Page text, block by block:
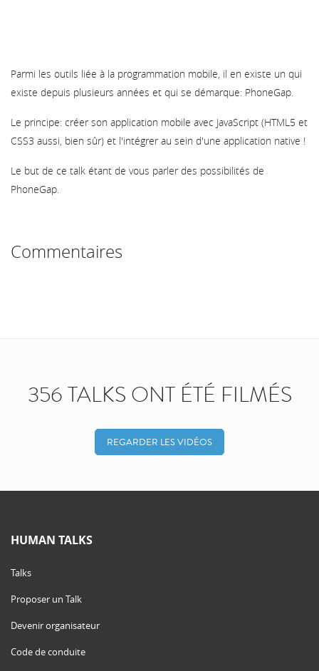
Parmi les outils liée à la programmation mobile, il en existe un qui
existe depuis plusieurs années et qui se démarque: PhoneGap.
Le principe: créer son application mobile avec JavaScript (HTML5 et
CSS3 aussi, bien sûr) et l'intégrer au sein d'une application native !
Le but de ce talk étant de vous parler des possibilités de
PhoneGap.
Commentaires
356 TALKS ONT ÉTÉ FILMÉS
REGARDER LES VIDÉOS
HUMAN TALKS
Talks
Proposer un Talk
Devenir organisateur
Code de conduite